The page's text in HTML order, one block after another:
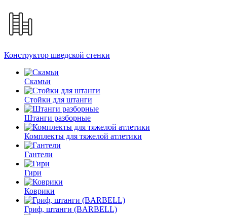
Конструктор шведской стенки
Скамьи
Стойки для штанги
Штанги разборные
Комплекты для тяжелой атлетики
Гантели
Гири
Коврики
Гриф, штанги (BARBELL)